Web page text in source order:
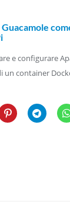
e configurare
un container